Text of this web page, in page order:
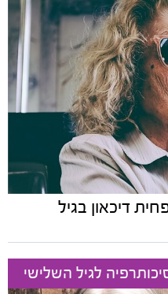
דיכאון בגיל
לגיל השלישי